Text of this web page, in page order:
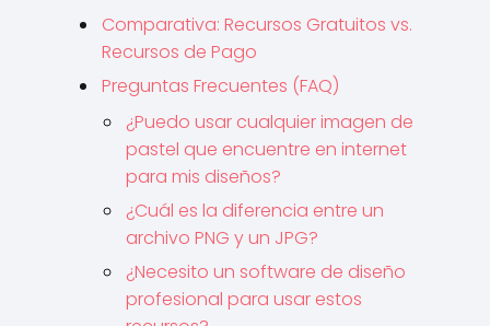
Comparativa: Recursos Gratuitos vs.
Recursos de Pago
Preguntas Frecuentes (FAQ)
¿Puedo usar cualquier imagen de
pastel que encuentre en internet
para mis diseños?
¿Cuál es la diferencia entre un
archivo PNG y un JPG?
¿Necesito un software de diseño
profesional para usar estos